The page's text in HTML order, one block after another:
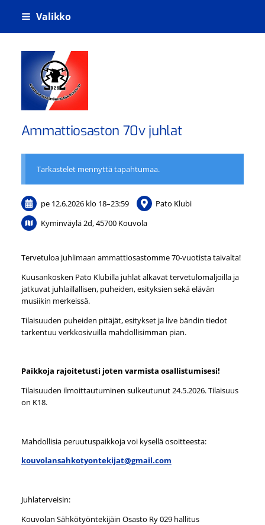
Siirry
sivun
sisältöön
Valikko
Kouvolan sähkötyöntekijäin osasto ry
Ammattiosaston 70v juhlat
Tarkastelet mennyttä tapahtumaa.
pe 12.6.2026 klo 18–23:59
Pato Klubi
Kyminväylä 2d, 45700 Kouvola
Tervetuloa juhlimaan ammattiosastomme 70-vuotista taivalta!
Kuusankosken Pato Klubilla juhlat alkavat tervetulomaljoilla ja
jatkuvat juhlaillallisen, puheiden, esityksien sekä elävän
musiikin merkeissä.
Tilaisuuden puheiden pitäjät, esitykset ja live bändin tiedot
tarkentuu verkkosivuilla mahdollisimman pian.
Paikkoja rajoitetusti joten varmista osallistumisesi!
Tilaisuuden ilmoittautuminen sulkeutunut 24.5.2026. Tilaisuus
on K18.
Mahdollisia peruutuspaikkoja voi kysellä osoitteesta:
kouvolansahkotyontekijat@gmail.com
Juhlaterveisin:
Kouvolan Sähkötyöntekijäin Osasto Ry 029 hallitus